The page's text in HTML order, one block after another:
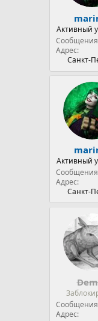
Активный
Сообщения
Адрес
Санкт-
Активный
Сообщения
Адрес
Санкт-
Сообщения
Адрес